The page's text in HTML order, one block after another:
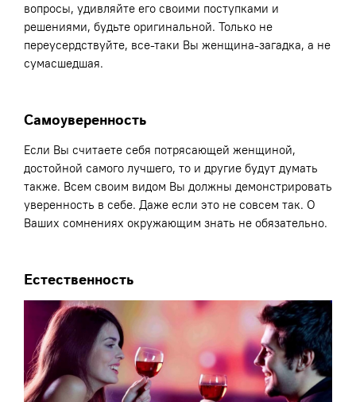
вопросы, удивляйте его своими поступками и
решениями, будьте оригинальной. Только не
переусердствуйте, все-таки Вы женщина-загадка, а не
сумасшедшая.
Самоуверенность
Если Вы считаете себя потрясающей женщиной,
достойной самого лучшего, то и другие будут думать
также. Всем своим видом Вы должны демонстрировать
уверенность в себе. Даже если это не совсем так. О
Ваших сомнениях окружающим знать не обязательно.
Естественность